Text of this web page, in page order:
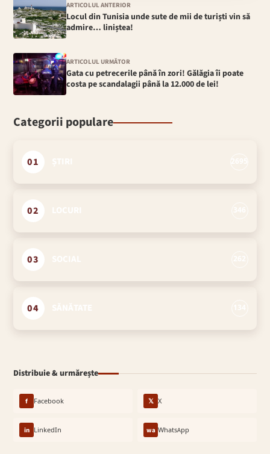
ARTICOLUL ANTERIOR
Locul din Tunisia unde sute de mii de turiști vin să
admire… liniștea!
ARTICOLUL URMĂTOR
Gata cu petrecerile până în zori! Gălăgia îi poate
costa pe scandalagii până la 12.000 de lei!
Categorii populare
01
02
03
04
Distribuie & urmărește
f Facebook 𝕏 X
in LinkedIn wa WhatsApp